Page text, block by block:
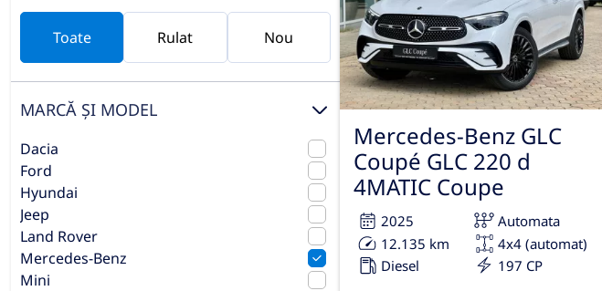
Toate Rulat Nou
MARCĂ ȘI MODEL
Dacia
Ford
Hyundai
Jeep
Land Rover
Mercedes-Benz
Mini
Mercedes-Benz GLC
Coupé GLC 220 d
4MATIC Coupe
2025
Automata
12.135 km
4x4 (automat)
Diesel
197 CP